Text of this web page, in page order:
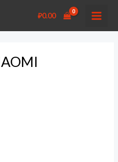
₽0.00